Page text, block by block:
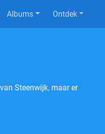
Albums Ontdek
Steenwijk, maar er